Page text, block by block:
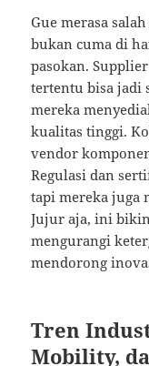
Gue merasa
bukan cuma di
pasokan.
tertentu bisa jadi
mereka
kualitas tinggi.
vendor
Regulasi dan
tapi mereka juga
Jujur aja, ini
mengurangi
mendorong
Tren
Mobility,